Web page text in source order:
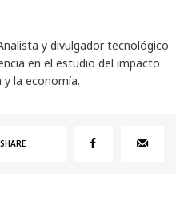
y divulgador tecnológico
en el estudio del impacto
la economía.
SHARE